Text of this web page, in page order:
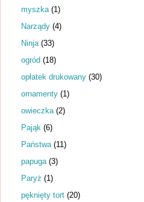
myszka (1)
Narządy (4)
Ninja (33)
ogród (18)
opłatek drukowany (30)
ornamenty (1)
owieczka (2)
Pająk (6)
Państwa (11)
papuga (3)
Paryż (1)
pęknięty tort (20)